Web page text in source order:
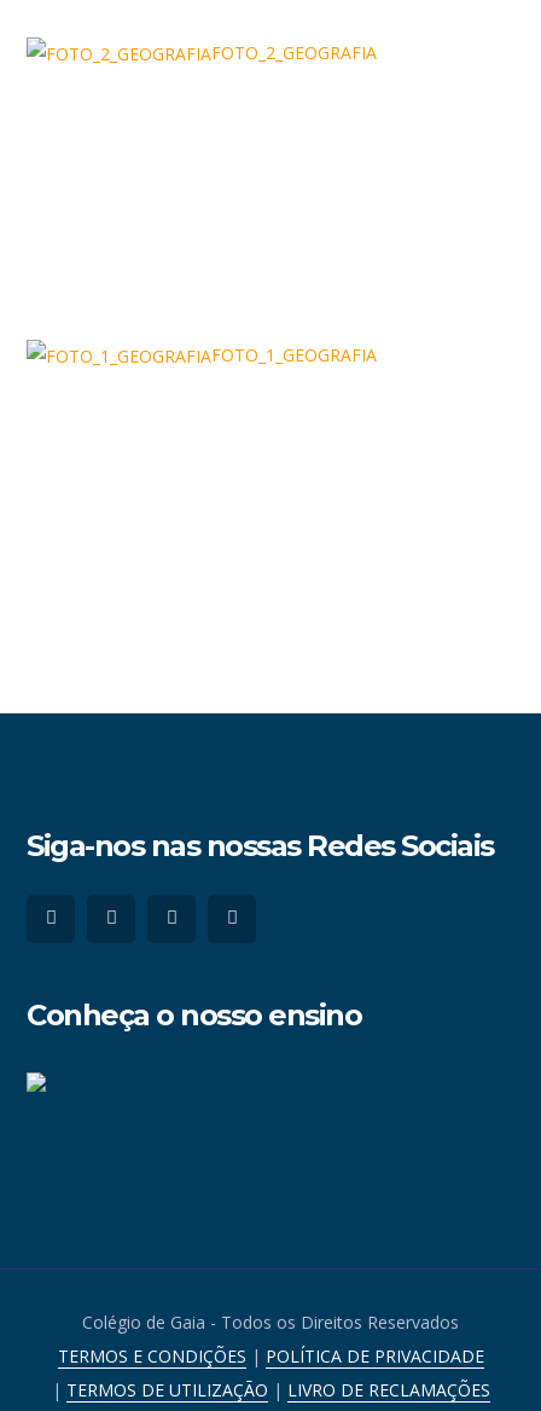
FOTO_2_GEOGRAFIA
FOTO_1_GEOGRAFIA
Siga-nos nas nossas Redes Sociais
Conheça o nosso ensino
Colégio de Gaia - Todos os Direitos Reservados
TERMOS E CONDIÇÕES | POLÍTICA DE PRIVACIDADE
| TERMOS DE UTILIZAÇÃO | LIVRO DE RECLAMAÇÕES